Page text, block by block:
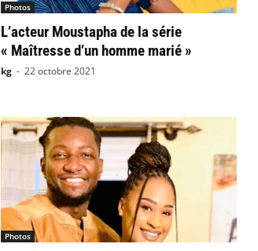
Photos
L’acteur Moustapha de la série
« Maîtresse d’un homme marié »
kg - 22 octobre 2021
Photos